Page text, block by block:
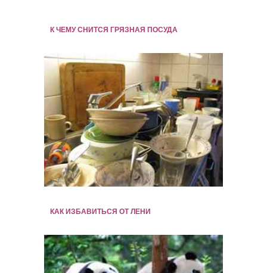
К ЧЕМУ СНИТСЯ ГРЯЗНАЯ ПОСУДА
КАК ИЗБАВИТЬСЯ ОТ ЛЕНИ